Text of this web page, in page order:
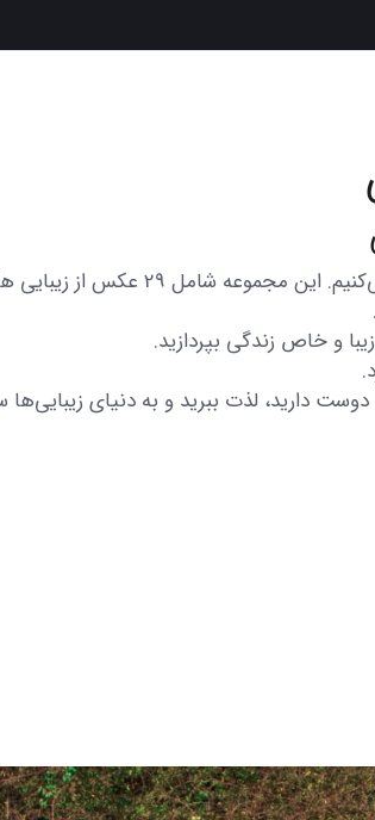
در اینجا شما را به تماشای
و خاص زندگی بپردازید.
دارید، لذت ببرید و به دنیای زیبایی‌ها